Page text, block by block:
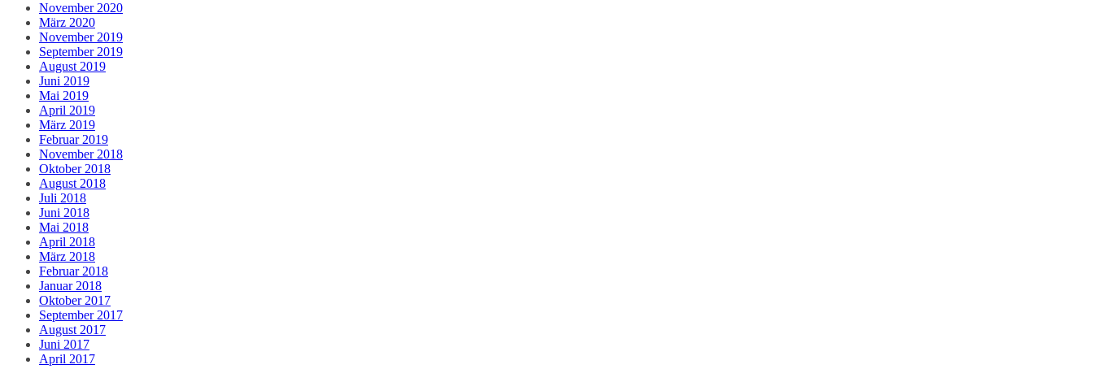
November 2020
März 2020
November 2019
September 2019
August 2019
Juni 2019
Mai 2019
April 2019
März 2019
Februar 2019
November 2018
Oktober 2018
August 2018
Juli 2018
Juni 2018
Mai 2018
April 2018
März 2018
Februar 2018
Januar 2018
Oktober 2017
September 2017
August 2017
Juni 2017
April 2017